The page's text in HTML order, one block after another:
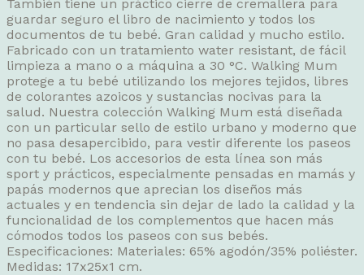
También tiene un práctico cierre de cremallera para
guardar seguro el libro de nacimiento y todos los
documentos de tu bebé. Gran calidad y mucho estilo.
Fabricado con un tratamiento water resistant, de fácil
limpieza a mano o a máquina a 30 °C. Walking Mum
protege a tu bebé utilizando los mejores tejidos, libres
de colorantes azoicos y sustancias nocivas para la
salud. Nuestra colección Walking Mum está diseñada
con un particular sello de estilo urbano y moderno que
no pasa desapercibido, para vestir diferente los paseos
con tu bebé. Los accesorios de esta línea son más
sport y prácticos, especialmente pensadas en mamás y
papás modernos que aprecian los diseños más
actuales y en tendencia sin dejar de lado la calidad y la
funcionalidad de los complementos que hacen más
cómodos todos los paseos con sus bebés.
Especificaciones: Materiales: 65% agodón/35% poliéster.
Medidas: 17x25x1 cm.